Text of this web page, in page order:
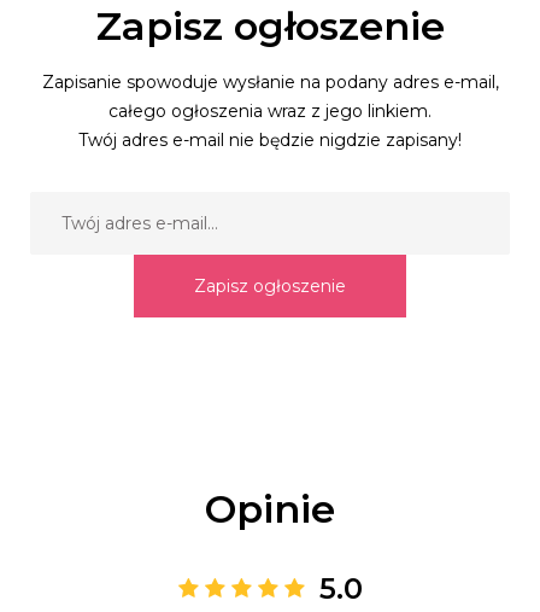
Zapisz ogłoszenie
Zapisanie spowoduje wysłanie na podany adres e-mail,
całego ogłoszenia wraz z jego linkiem.
Twój adres e-mail nie będzie nigdzie zapisany!
Zapisz ogłoszenie
Opinie
5.0